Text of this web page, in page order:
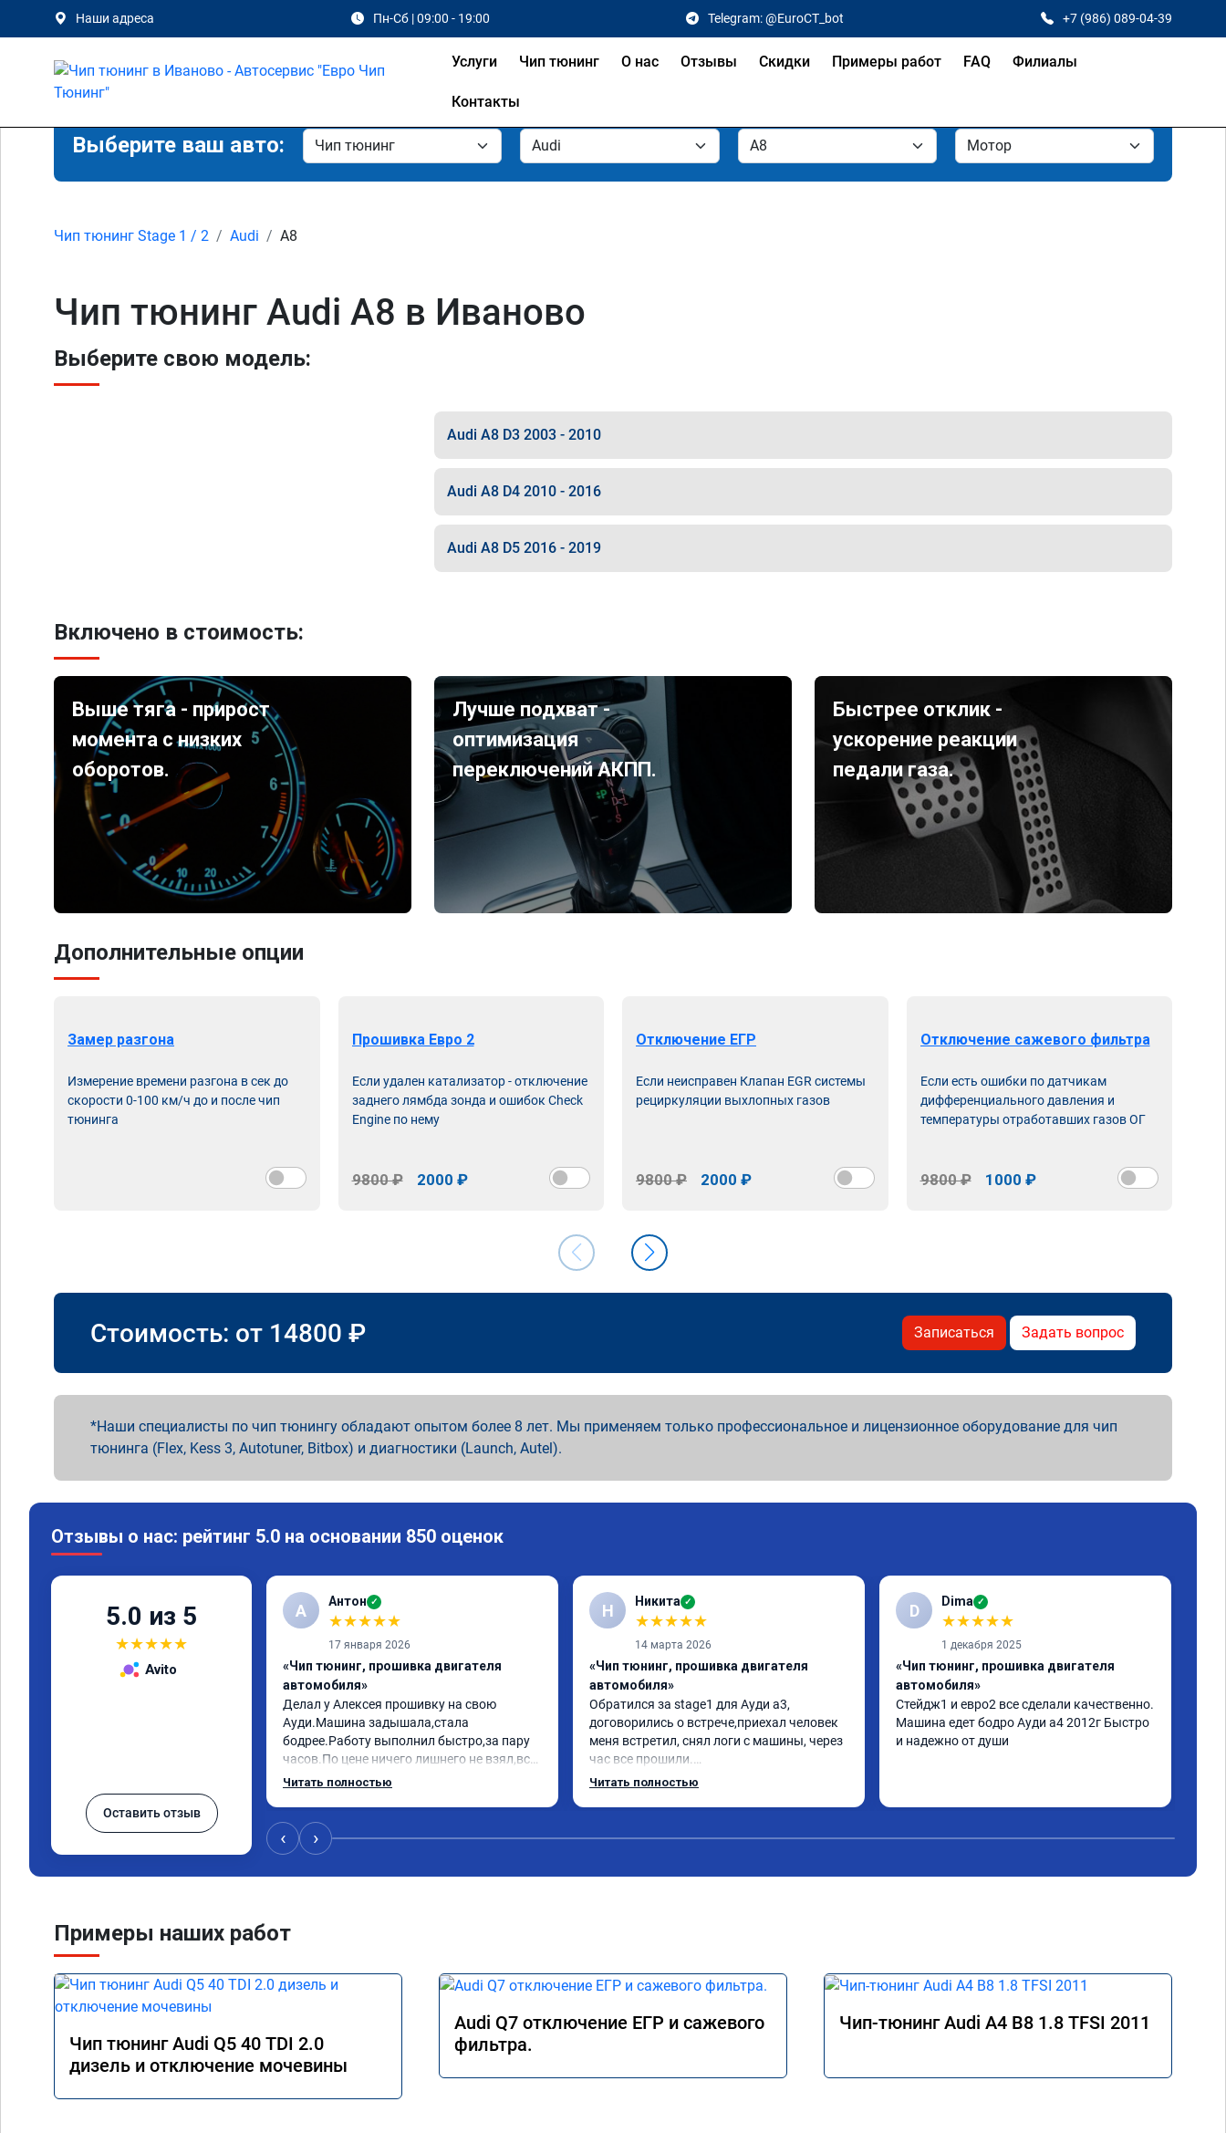
Наши адреса Пн-Сб | 09:00 - 19:00 Telegram: @EuroCT_bot +7 (986) 089-04-39
Услуги Чип тюнинг О нас Отзывы Скидки Примеры работ FAQ Филиалы
Контакты
Выберите ваш авто:
Чип тюнинг Stage 1 / 2 Audi A8
Чип тюнинг Audi A8 в Иваново
Выберите свою модель:
Audi A8 D3 2003 - 2010
Audi A8 D4 2010 - 2016
Audi A8 D5 2016 - 2019
Включено в стоимость:
Выше тяга - прирост
момента с низких
оборотов.
Лучше подхват -
оптимизация
переключений АКПП.
Быстрее отклик -
ускорение реакции
педали газа.
Дополнительные опции
Замер разгона
Измерение времени разгона в сек до
скорости 0-100 км/ч до и после чип
тюнинга
Прошивка Евро 2
Если удален катализатор - отключение
заднего лямбда зонда и ошибок Check
Engine по нему
9800 ₽ 2000 ₽
Отключение ЕГР
Если неисправен Клапан EGR системы
рециркуляции выхлопных газов
9800 ₽ 2000 ₽
Отключение сажевого фильтра
Если есть ошибки по датчикам
дифференциального давления и
температуры отработавших газов ОГ
9800 ₽ 1000 ₽
Стоимость: от 14800 ₽ Записаться Задать вопрос
Наши специалисты по чип тюнингу обладают опытом более 8 лет. Мы применяем только профессиональное и лицензионное оборудование для чип
тюнинга (Flex, Kess 3, Autotuner, Bitbox) и диагностики (Launch, Autel).
Отзывы о нас: рейтинг 5.0 на основании 850 оценок
5.0 из 5
★★★★★
Avito
Оставить отзыв
А Антон ✓
★★★★★
17 января 2026
«Чип тюнинг, прошивка двигателя
автомобиля»
Делал у Алексея прошивку на свою
Ауди.Машина задышала,стала
бодрее.Работу выполнил быстро,за пару
часов.По цене ничего лишнего не взял,всё
как договаривались заранее.После
знаю,куда ехать в случае поломки
авто.Однозначно рекомендую Алексея
Читать полностью
Н Никита ✓
★★★★★
14 марта 2026
«Чип тюнинг, прошивка двигателя
автомобиля»
Обратился за stage1 для Ауди а3,
договорились о встрече,приехал человек
меня встретил, снял логи с машины, через
час все прошили.
Арман спасибо тебе огромное, машинка по
Читать полностью
D Dima ✓
★★★★★
1 декабря 2025
«Чип тюнинг, прошивка двигателя
автомобиля»
Стейдж1 и евро2 все сделали качественно.
Машина едет бодро Ауди а4 2012г Быстро
и надежно от души
‹ ›
Примеры наших работ
Чип тюнинг Audi Q5 40 TDI 2.0
дизель и отключение мочевины
Audi Q7 отключение ЕГР и сажевого
фильтра.
Чип-тюнинг Audi A4 B8 1.8 TFSI 2011